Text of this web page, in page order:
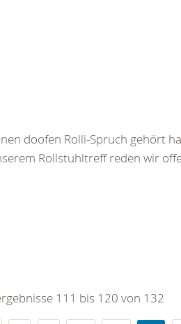
doofen Rolli-Spruch gehört
Rollstuhltreff reden wir
111 bis 120 von 132